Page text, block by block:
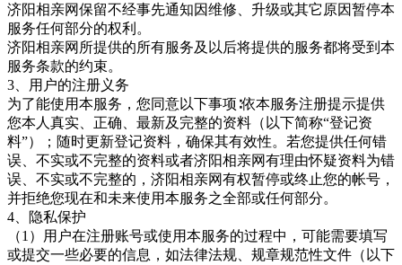
济阳相亲网保留不经事先通知因维修、升级或其它原因暂停本
服务任何部分的权利。
济阳相亲网 所提供的所有服务及以后将提供的服务都将受到本
服务条款的约束。
3、用户的注册义务
为了能使用本服务，您同意以下事项 ∶依本服务注册提示提供
您本人真实、正确、最新及完整的资料（以下简称“登记资
料”）；随时更新登记资料，确保其有效性。若您提供任何错
误、不实或不完整的资料或者济阳相亲网有理由怀疑资料为错
误、不实或不完整的，济阳相亲网有权暂停或终止您的帐号，
并拒绝您现在和未来使用本服务之全部或任何部分。
4、隐私保护
（1）用户在注册账号或使用本服务的过程中，可能需要填写
或提交一些必要的信息，如法律法规、规章规范性文件（以下